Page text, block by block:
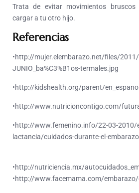
Trata de evitar movimientos
cargar a tu otro hijo.
Referencias
•http://mujer.elembarazo.net/files/
JUNIO_ba%C3%B1os-termales.jpg
•http://kidshealth.org/parent/
•http://www.nutricioncontigo.com/
•http://www.femenino.info/22-03-2010/
lactancia/cuidados-durante-el-embarazo
•http://nutriciencia.mx/
•http://www.facemama.com/